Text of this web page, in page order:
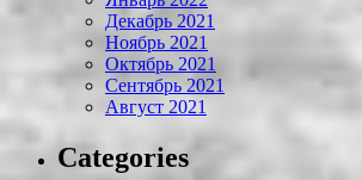
Декабрь 2021
Ноябрь 2021
Октябрь 2021
Сентябрь 2021
Август 2021
Categories